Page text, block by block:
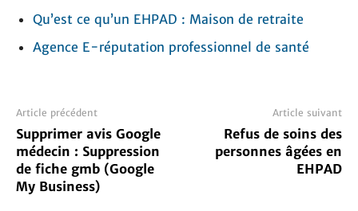
Qu’est ce qu’un EHPAD : Maison de retraite
Agence E-réputation professionnel de santé
Article précédent
Supprimer avis Google
médecin : Suppression
de fiche gmb (Google
My Business)
Article suivant
Refus de soins des
personnes âgées en
EHPAD